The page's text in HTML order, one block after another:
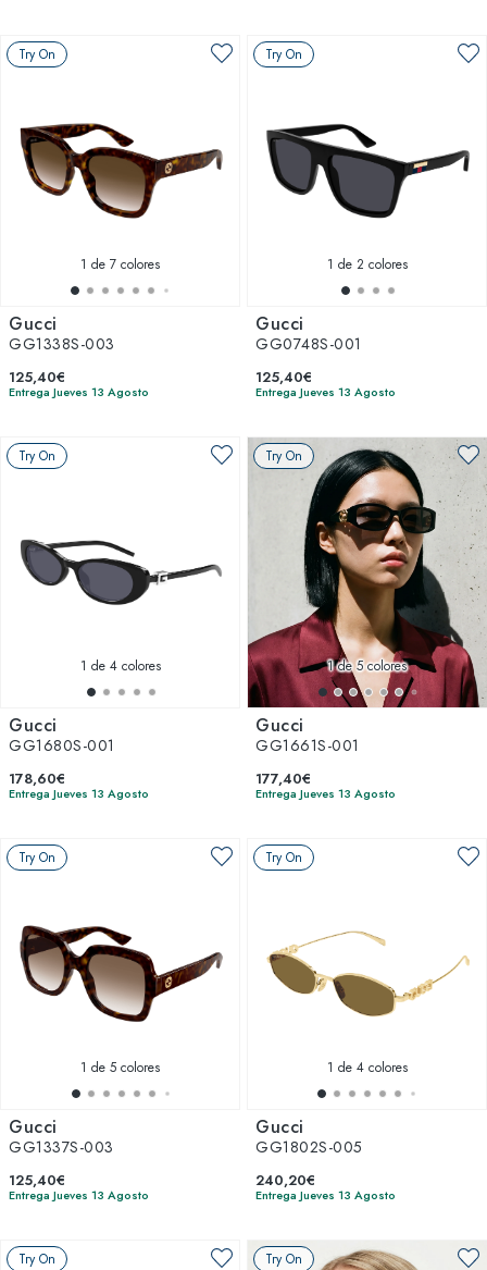
Try On
1 de 7 colores
Gucci
GG1338S-003
125,40€
Entrega Jueves 13 Agosto
Try On
1 de 2 colores
Gucci
GG0748S-001
125,40€
Entrega Jueves 13 Agosto
Try On
1 de 4 colores
Gucci
GG1680S-001
178,60€
Entrega Jueves 13 Agosto
Try On
1de 5 colores
Gucci
GG1661S-001
177,40€
Entrega Jueves 13 Agosto
Try On
1 de 5 colores
Gucci
GG1337S-003
125,40€
Entrega Jueves 13 Agosto
Try On
1 de 4 colores
Gucci
GG1802S-005
240,20€
Entrega Jueves 13 Agosto
Try On Try On